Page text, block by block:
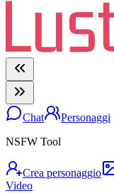
Chat
Personaggi
NSFW Tool
Crea personaggio
Video